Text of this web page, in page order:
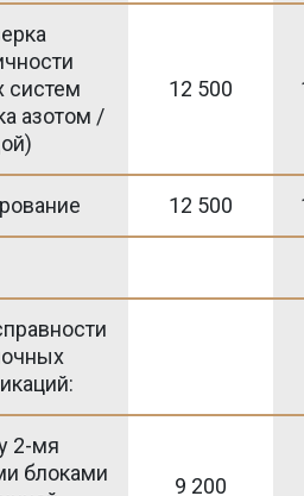
систем
азотом /
12 500
12 500
2-мя
блоками
9 200